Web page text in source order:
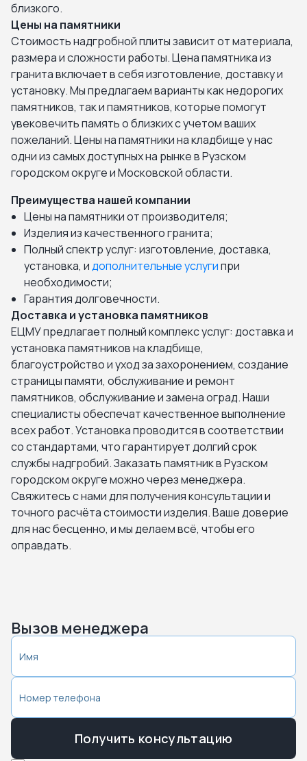
близкого.
Цены на памятники
Стоимость надгробной плиты зависит от материала,
размера и сложности работы. Цена памятника из
гранита включает в себя изготовление, доставку и
установку. Мы предлагаем варианты как недорогих
памятников, так и памятников, которые помогут
увековечить память о близких с учетом ваших
пожеланий. Цены на памятники на кладбище у нас
одни из самых доступных на рынке в Рузском
городском округе и Московской области.
Преимущества нашей компании
Цены на памятники от производителя;
Изделия из качественного гранита;
Полный спектр услуг: изготовление, доставка,
установка, идополнительные услугипри
необходимости;
Гарантия долговечности.
Доставка и установка памятников
ЕЦМУ предлагает полный комплекс услуг: доставка и
установка памятников на кладбище,
благоустройство и уход за захоронением, создание
страницы памяти, обслуживание и ремонт
памятников, обслуживание и замена оград. Наши
специалисты обеспечат качественное выполнение
всех работ. Установка проводится в соответствии
со стандартами, что гарантирует долгий срок
службы надгробий. Заказать памятник в Рузском
городском округе можно через менеджера.
Свяжитесь с нами для получения консультации и
точного расчёта стоимости изделия. Ваше доверие
для нас бесценно, и мы делаем всё, чтобы его
оправдать.
Вызов менеджера
Получить консультацию